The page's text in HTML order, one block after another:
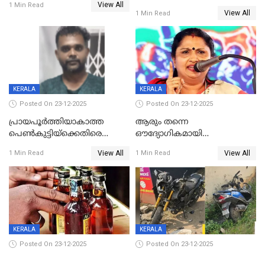
രൂക്ഷം
1 Min Read View All
ഗുരുതരാവസ്ഥയിൽ
1 Min Read View All
KERALA
Posted On 23-12-2025
പ്രായപൂർത്തിയാകാത്ത
പെൺകുട്ടിയ്ക്കെതിരെ
59 വർഷം തടവും 90,൦൦൦ രൂപ
പിഴയും ശിക്ഷ
1 Min Read View All
KERALA
Posted On 23-12-2025
ആരും തന്നെ
ഔദ്യോഗികമായി
കണ്ടെത്താൻ ഇന്ന് കോർ
കമ്മിറ്റി കൂടിയില്ല';
അതൃപ്തിയുമായി ദീപ്തി മേരി
വർഗീസ്
1 Min Read View All
KERALA
Posted On 23-12-2025
KERALA
Posted On 23-12-2025